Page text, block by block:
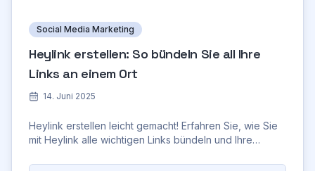
Social Media Marketing
Heylink erstellen: So bündeln Sie all Ihre
Links an einem Ort
14. Juni 2025
Heylink erstellen leicht gemacht! Erfahren Sie, wie Sie
mit Heylink alle wichtigen Links bündeln und Ihre